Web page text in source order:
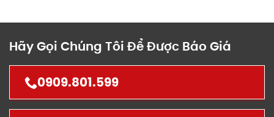
Hãy Gọi Chúng Tôi Để Được Báo Giá
0909.801.599